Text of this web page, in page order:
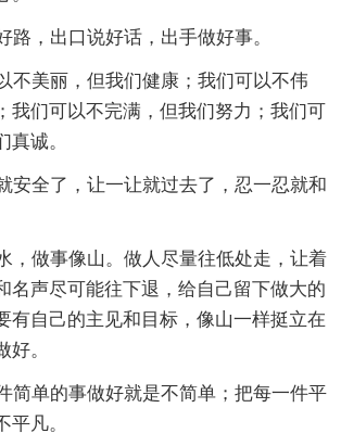
路，出口说好话，出手做好事。
不美丽，但我们健康；我们可以不伟
我们可以不完满，但我们努力；我们可
真诚。
安全了，让一让就过去了，忍一忍就和
，做事像山。做人尽量往低处走，让着
名声尽可能往下退，给自己留下做大的
有自己的主见和目标，像山一样挺立在
。
简单的事做好就是不简单；把每一件平
平凡。